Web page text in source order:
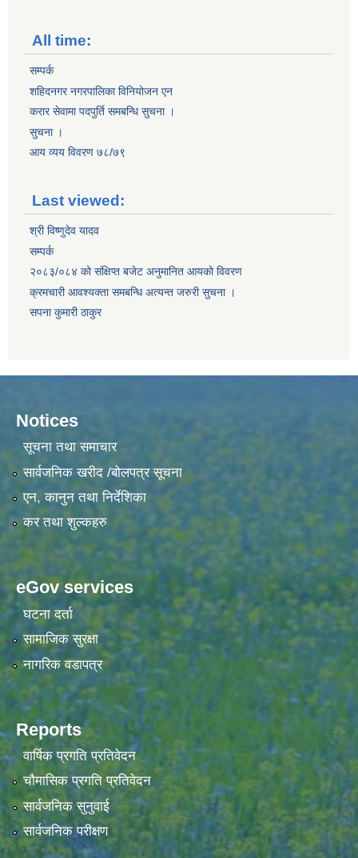
All time:
सम्पर्क
शहिदनगर नगरपालिका विनियोजन एन
करार सेवामा पदपुर्ति समबन्धि सुचना ।
सुचना ।
आय व्यय विवरण ७८/७९
Last viewed:
श्री विष्णुदेव यादव
सम्पर्क
२०८३/०८४ को संक्षिप्त बजेट अनुमानित आयको विवरण
क्रमचारी आवश्यक्ता समबन्धि अत्यन्त जरुरी सुचना ।
सपना कुमारी ठाकुर
Notices
सूचना तथा समाचार
सार्वजनिक खरीद /बोलपत्र सूचना
एन, कानुन तथा निर्देशिका
कर तथा शुल्कहरु
eGov services
घटना दर्ता
सामाजिक सुरक्षा
नागरिक वडापत्र
Reports
वार्षिक प्रगति प्रतिवेदन
चौमासिक प्रगति प्रतिवेदन
सार्वजनिक सुनुवाई
सार्वजनिक परीक्षण